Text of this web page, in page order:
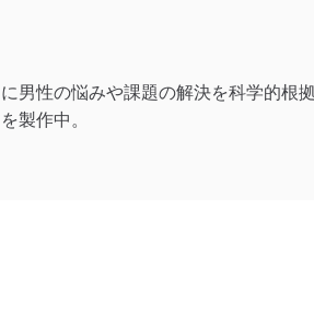
男性の悩みや課題の解決を科学的
製作中。